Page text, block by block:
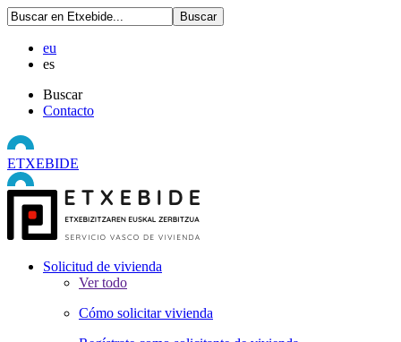
eu
es
Buscar
Contacto
ETXEBIDE
Solicitud de vivienda
Ver todo
Cómo solicitar vivienda